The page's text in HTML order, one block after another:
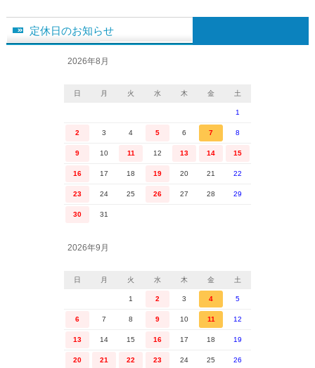
定休日のお知らせ
2026年8月
日 月 火 水 木 金 土
1
2 3 4 5 6 7 8
9 10 11 12 13 14 15
16 17 18 19 20 21 22
23 24 25 26 27 28 29
30 31
2026年9月
日 月 火 水 木 金 土
1 2 3 4 5
6 7 8 9 10 11 12
13 14 15 16 17 18 19
20 21 22 23 24 25 26